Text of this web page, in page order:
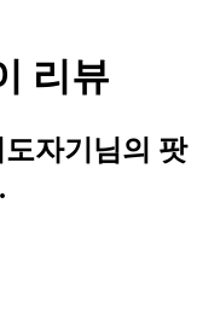
리뷰
자기님의 팟